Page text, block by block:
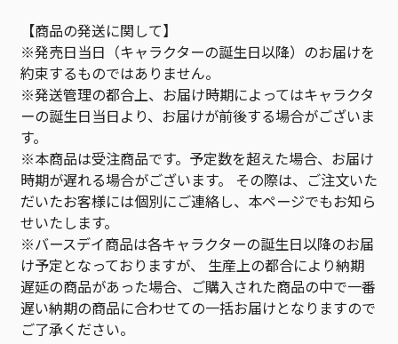
【商品の発送に関して】
※発売日当日（キャラクターの誕生日以降）のお届けを
約束するものではありません。
※発送管理の都合上、お届け時期によってはキャラクタ
ーの誕生日当日より、お届けが前後する場合がございま
す。
※本商品は受注商品です。予定数を超えた場合、お届け
時期が遅れる場合がございます。 その際は、ご注文いた
だいたお客様には個別にご連絡し、本ページでもお知ら
せいたします。
※バースデイ商品は各キャラクターの誕生日以降のお届
け予定となっておりますが、 生産上の都合により納期
遅延の商品があった場合、ご購入された商品の中で一番
遅い納期の商品に合わせての一括お届けとなりますので
ご了承ください。